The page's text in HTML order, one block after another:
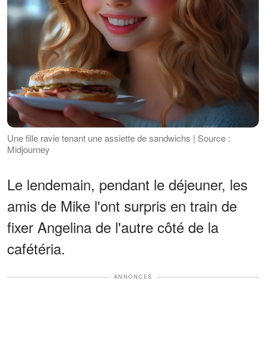
Une fille ravie tenant une assiette de sandwichs | Source :
Midjourney
Le lendemain, pendant le déjeuner, les
amis de Mike l'ont surpris en train de
fixer Angelina de l'autre côté de la
cafétéria.
ANNONCES